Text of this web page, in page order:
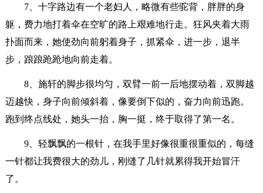
7、十字路边有一个老妇人，略微有些驼背，胖胖的身
躯，费力地打着伞在空旷的路上艰难地行走。狂风夹着大雨
扑面而来，她使劲向前躬着身子，抓紧伞，进一步，退半
步，踉踉跄跄地向前走着。
8、施轩的脚步很均匀，双臂一前一后地摆动着，双脚越
迈越快，身子向前倾斜着，像要倒下似的，奋力向前迅跑。
跑到终点线处，她头一抬，胸一挺，终于取得了第一名。
9、轻飘飘的一根针，在我手里好像很重很重似的，每缝
一针都让我费很大的劲儿，刚缝了几针就累得我开始冒汗
了。